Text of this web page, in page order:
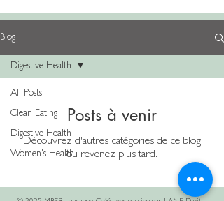
Blog
All Posts
Clean Eating
Digestive Health
Women's Health
Digestive Health
Posts à venir
Découvrez d'autres catégories de ce blog
ou revenez plus tard.